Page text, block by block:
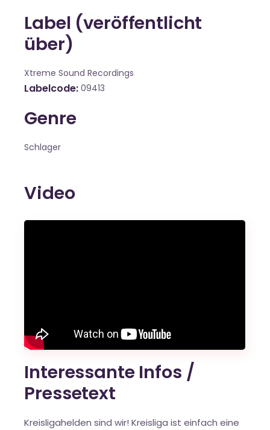
Label (veröffentlicht
über)
Xtreme Sound Recordings
Labelcode 09413
Genre
Schlager
Video
Interessante Infos /
Pressetext
Kreisligahelden sind wir! Kreisliga ist einfach eine